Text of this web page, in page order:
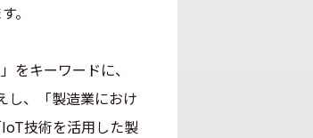
。
キーワードに、
し、「製造業におけ
技術を活用した製